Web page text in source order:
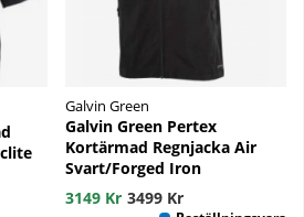
Galvin Green
Galvin Green Pertex
Kortärmad Regnjacka Air
Svart/Forged Iron
3149 Kr 3499 Kr